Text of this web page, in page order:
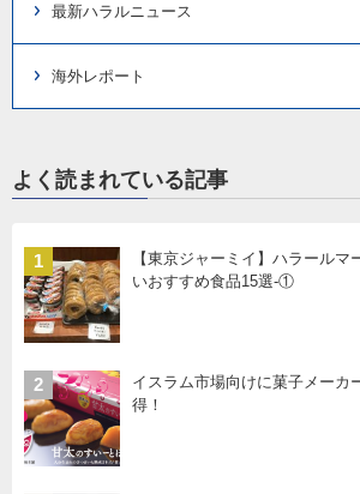
最新ハラルニュース
海外レポート
よく読まれている記事
1
【東京ジャーミイ】ハラールマ
いおすすめ食品15選-①
2
イスラム市場向けに菓子メーカ
得！